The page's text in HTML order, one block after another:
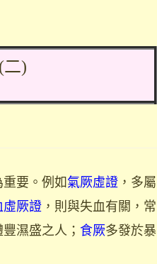
)
要。例如氣厥虛證 ，多屬
虛厥證 ，則與失血有關，常
濕盛之人； 食厥多發於暴